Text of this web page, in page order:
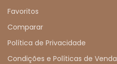
Favoritos
Comparar
Política de Privacidade
Condições e Políticas de Venda